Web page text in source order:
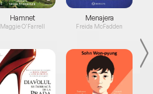
Hamnet
Maggie O'Farrell
Menajera
Freida McFadden